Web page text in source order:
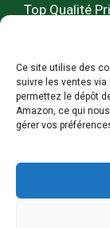
Ce site utilise des
suivre les ventes via
permettez le dépôt
Amazon, ce qui
gérer vos
Top Qualité
Nos tests et
indépendants